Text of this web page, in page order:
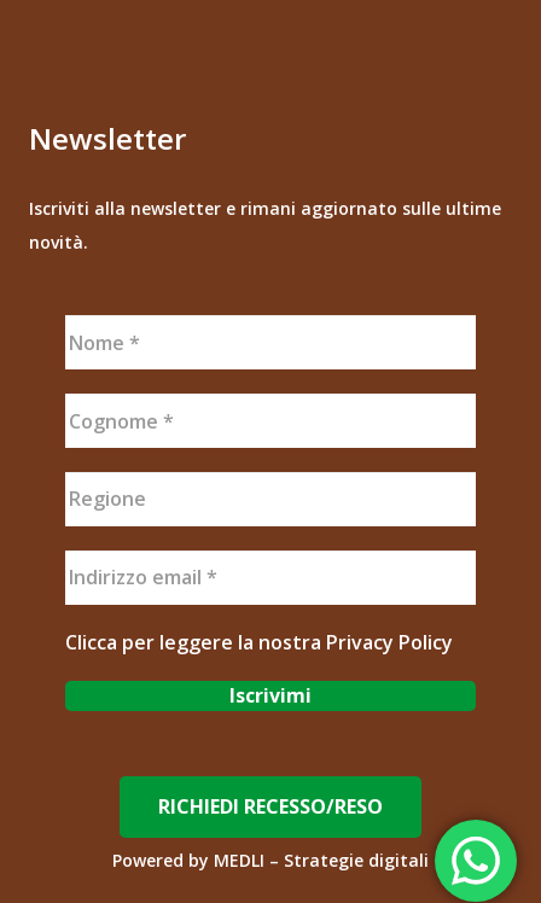
Newsletter
Iscriviti alla newsletter e rimani aggiornato sulle ultime
novità.
Clicca per leggere la nostra Privacy Policy
RICHIEDI RECESSO/RESO
Powered by MEDLI – Strategie digitali